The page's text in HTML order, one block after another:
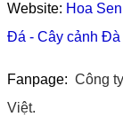
Website: Hoa
Đá - Cây cảnh Đà
Fanpage: Công
Việt.